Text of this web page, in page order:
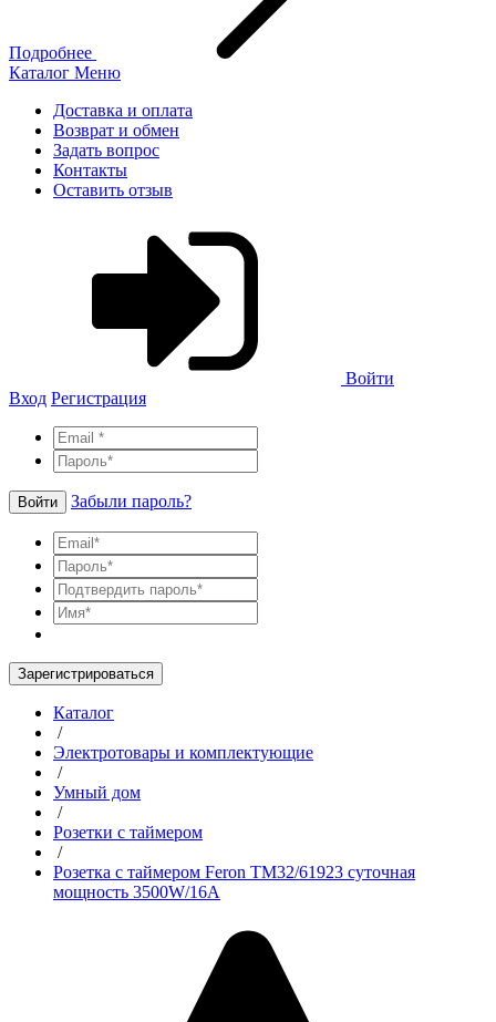
Подробнее
Каталог Меню
Доставка и оплата
Возврат и обмен
Задать вопрос
Контакты
Оставить отзыв
Войти
Вход Регистрация
Войти Забыли пароль?
Зарегистрироваться
Каталог
/
Электротовары и комплектующие
/
Умный дом
/
Розетки с таймером
/
Розетка с таймером Feron TM32/61923 суточная
мощность 3500W/16A